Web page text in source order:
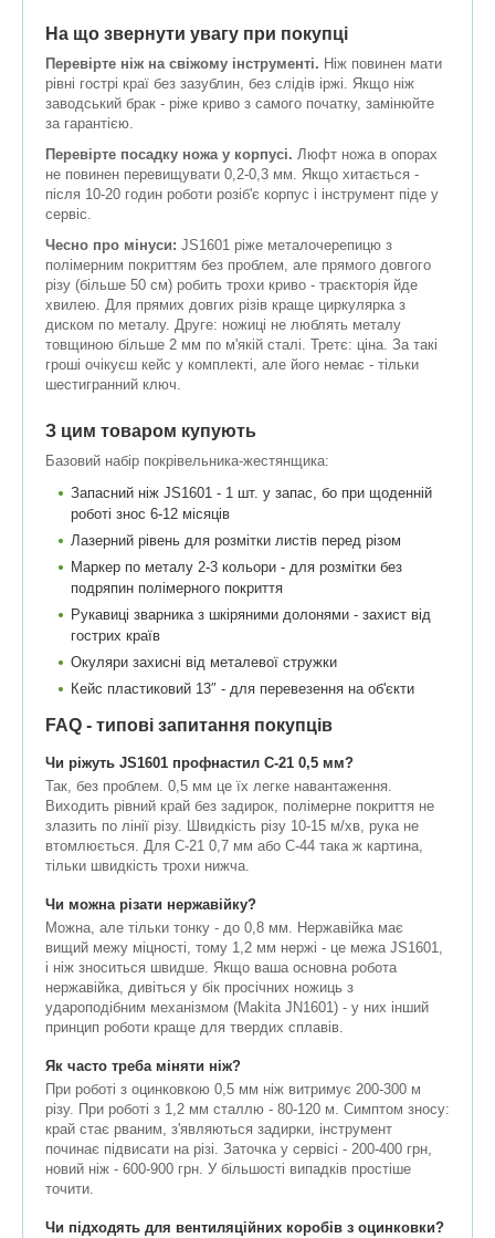
На що звернути увагу при покупці
Перевірте ніж на свіжому інструменті. Ніж повинен мати
рівні гострі краї без зазублин, без слідів іржі. Якщо ніж
заводський брак - ріже криво з самого початку, замінюйте
за гарантією.
Перевірте посадку ножа у корпусі. Люфт ножа в опорах
не повинен перевищувати 0,2-0,3 мм. Якщо хитається -
після 10-20 годин роботи розіб'є корпус і інструмент піде у
сервіс.
Чесно про мінуси: JS1601 ріже металочерепицю з
полімерним покриттям без проблем, але прямого довгого
різу (більше 50 см) робить трохи криво - траєкторія йде
хвилею. Для прямих довгих різів краще циркулярка з
диском по металу. Друге: ножиці не люблять металу
товщиною більше 2 мм по м'якій сталі. Третє: ціна. За такі
гроші очікуєш кейс у комплекті, але його немає - тільки
шестигранний ключ.
З цим товаром купують
Базовий набір покрівельника-жестянщика:
Запасний ніж JS1601 - 1 шт. у запас, бо при щоденній
роботі знос 6-12 місяців
Лазерний рівень для розмітки листів перед різом
Маркер по металу 2-3 кольори - для розмітки без
подряпин полімерного покриття
Рукавиці зварника з шкіряними долонями - захист від
гострих країв
Окуляри захисні від металевої стружки
Кейс пластиковий 13″ - для перевезення на об'єкти
FAQ - типові запитання покупців
Чи ріжуть JS1601 профнастил С-21 0,5 мм?
Так, без проблем. 0,5 мм це їх легке навантаження.
Виходить рівний край без задирок, полімерне покриття не
злазить по лінії різу. Швидкість різу 10-15 м/хв, рука не
втомлюється. Для С-21 0,7 мм або С-44 така ж картина,
тільки швидкість трохи нижча.
Чи можна різати нержавійку?
Можна, але тільки тонку - до 0,8 мм. Нержавійка має
вищий межу міцності, тому 1,2 мм нержі - це межа JS1601,
і ніж зноситься швидше. Якщо ваша основна робота
нержавійка, дивіться у бік просічних ножиць з
удароподібним механізмом (Makita JN1601) - у них інший
принцип роботи краще для твердих сплавів.
Як часто треба міняти ніж?
При роботі з оцинковкою 0,5 мм ніж витримує 200-300 м
різу. При роботі з 1,2 мм сталлю - 80-120 м. Симптом зносу:
край стає рваним, з'являються задирки, інструмент
починає підвисати на різі. Заточка у сервісі - 200-400 грн,
новий ніж - 600-900 грн. У більшості випадків простіше
точити.
Чи підходять для вентиляційних коробів з оцинковки?